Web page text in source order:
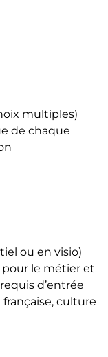
multiples)
de chaque
ou en visio)
le métier et
d’entrée
culture